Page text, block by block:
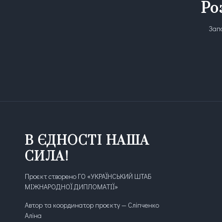
В ЄДНОСТІ НАША
СИЛА!
Проєкт створено ГО «УКРАЇНСЬКИЙ ШТАБ
МІЖНАРОДНОЇ ДИПЛОМАТІЇ»
Автор та координатор проєкту — Сліпченко
Аліна